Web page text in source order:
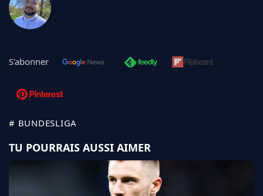
S'abonner
# BUNDESLIGA
TU POURRAIS AUSSI AIMER